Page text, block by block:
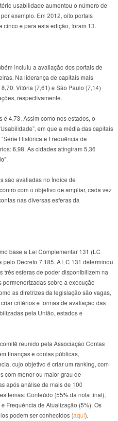
usabilidade aumentou o número de
exemplo. Em 2012, oito portais
e para esta edição, foram 13.
incluiu a avaliação dos portais de
Na liderança de capitais mais
Vitória (7,61) e São Paulo (7,14)
respectivamente.
4,73. Assim como nos estados, o
em que a média das capitais
Histórica e Frequência de
6,98. As cidades atingiram 5,36
são avaliadas no Índice de
com o objetivo de ampliar, cada vez
nas diversas esferas da
base a Lei Complementar 131 (LC
Decreto 7.185. A LC 131 determinou
três esferas de poder disponibilizem na
sobre a execução
as diretrizes da legislação são vagas,
critérios e formas de avaliação das
pela União, estados e
reunido pela Associação Contas
finanças e contas públicas,
cujo objetivo é criar um ranking, com
com menor ou maior grau de
após análise de mais de 100
temas: Conteúdo (55% da nota final),
Frequência de Atualização (5%). Os
podem ser conhecidos (aqui).